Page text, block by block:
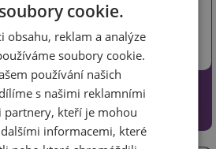
ramínko: 20 cm * Kartuš: 35 mm *
cookie.
obsahu, reklam a analýze
soubory cookie.
používání našich
s našimi reklamními
partnery, kteří je mohou
informacemi, které